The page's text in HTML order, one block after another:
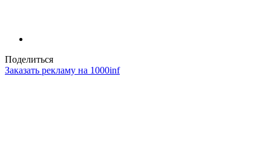
Поделиться
Заказать рекламу на 1000inf